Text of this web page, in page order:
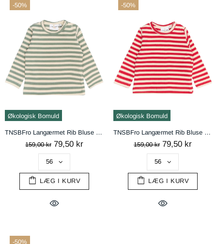
-50%
Økologisk Bomuld
TNSBFro Langærmet Rib Bluse - Lily Pad Striped
159,00 kr 79,50 kr
LÆG I KURV
-50%
Økologisk Bomuld
TNSBFro Langærmet Rib Bluse - Ski Patrol Striped
159,00 kr 79,50 kr
LÆG I KURV
-50%
handelsbetingelser
AFVIS